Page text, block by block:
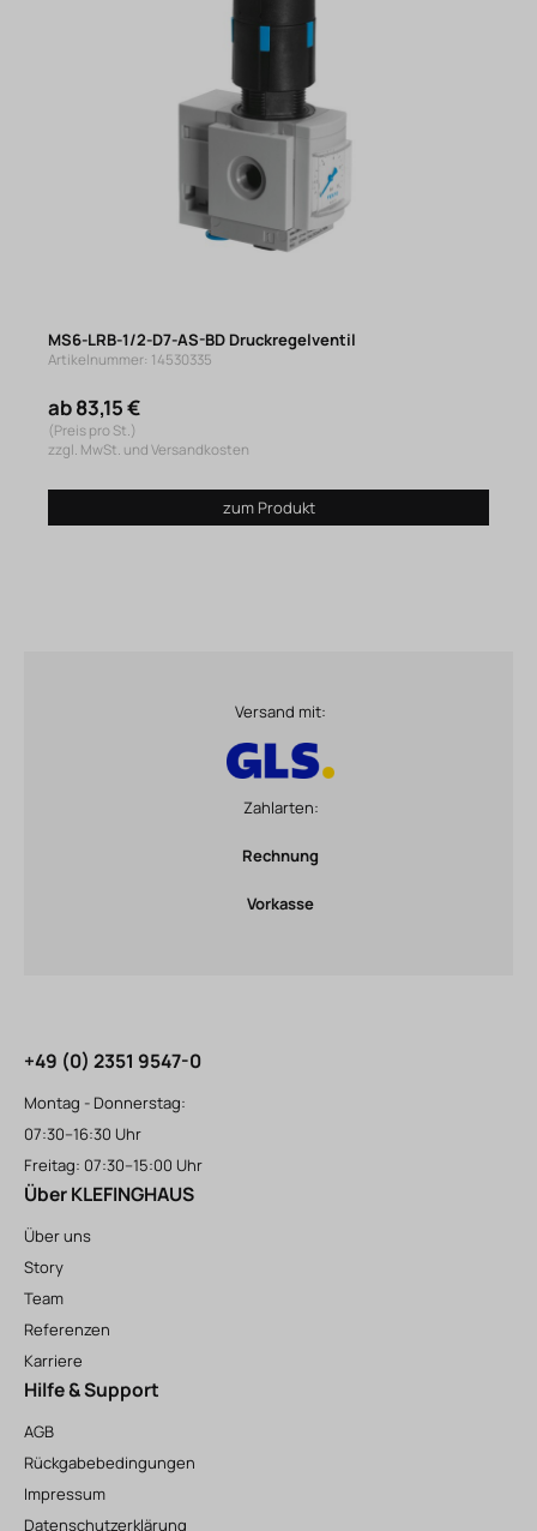
MS6-LRB-1/2-D7-AS-BD Druckregelventil
Artikelnummer: 14530335
ab 83,15 €
(Preis pro St.)
zzgl. MwSt. und Versandkosten
zum Produkt
Versand mit:
Zahlarten:
Rechnung
Vorkasse
+49 (0) 2351 9547-0
Montag - Donnerstag:
07:30–16:30 Uhr
Freitag: 07:30–15:00 Uhr
Über KLEFINGHAUS
Über uns
Story
Team
Referenzen
Karriere
Hilfe & Support
AGB
Rückgabebedingungen
Impressum
Datenschutzerklärung